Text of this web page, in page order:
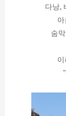
다낭,
숨